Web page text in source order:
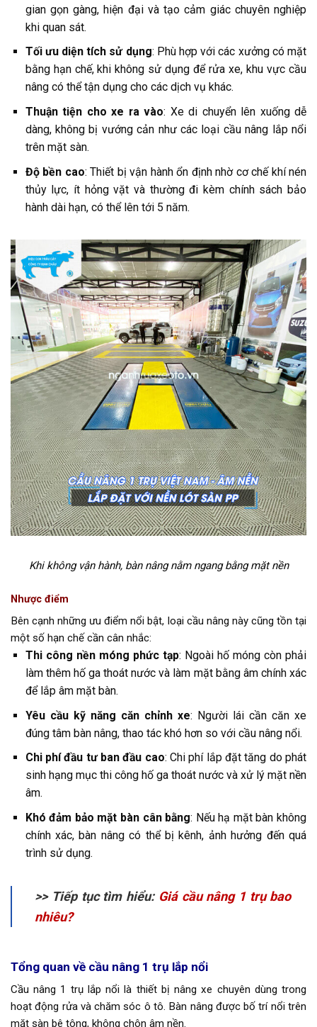
gian gọn gàng, hiện đại và tạo cảm giác chuyên nghiệp
khi quan sát.
Tối ưu diện tích sử dụng: Phù hợp với các xưởng có mặt
bằng hạn chế, khi không sử dụng để rửa xe, khu vực cầu
nâng có thể tận dụng cho các dịch vụ khác.
Thuận tiện cho xe ra vào: Xe di chuyển lên xuống dễ
dàng, không bị vướng cản như các loại cầu nâng lắp nổi
trên mặt sàn.
Độ bền cao: Thiết bị vận hành ổn định nhờ cơ chế khí nén
thủy lực, ít hỏng vặt và thường đi kèm chính sách bảo
hành dài hạn, có thể lên tới 5 năm.
Khi không vận hành, bàn nâng nằm ngang bằng mặt nền
Nhược điểm
Bên cạnh những ưu điểm nổi bật, loại cầu nâng này cũng tồn tại
một số hạn chế cần cân nhắc:
Thi công nền móng phức tạp: Ngoài hố móng còn phải
làm thêm hố ga thoát nước và làm mặt bằng âm chính xác
để lắp âm mặt bàn.
Yêu cầu kỹ năng căn chỉnh xe: Người lái cần căn xe
đúng tâm bàn nâng, thao tác khó hơn so với cầu nâng nổi.
Chi phí đầu tư ban đầu cao: Chi phí lắp đặt tăng do phát
sinh hạng mục thi công hố ga thoát nước và xử lý mặt nền
âm.
Khó đảm bảo mặt bàn cân bằng: Nếu hạ mặt bàn không
chính xác, bàn nâng có thể bị kênh, ảnh hưởng đến quá
trình sử dụng.
>> Tiếp tục tìm hiểu: Giá cầu nâng 1 trụ bao
nhiêu?
Tổng quan về cầu nâng 1 trụ lắp nổi
Cầu nâng 1 trụ lắp nổi là thiết bị nâng xe chuyên dùng trong
hoạt động rửa và chăm sóc ô tô. Bàn nâng được bố trí nổi trên
mặt sàn bê tông, không chôn âm nền.